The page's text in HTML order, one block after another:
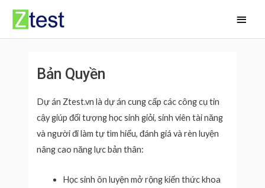
Skip
content
Bản Quyền
Dự án Ztest.vn là dự án cung cấp các công cụ tin
cậy giúp đối tượng học sinh giỏi, sinh viên tài năng
và người đi làm tự tìm hiểu, đánh giá và rèn luyện
nâng cao năng lực bản thân:
Học sinh ôn luyện mở rộng kiến thức khoa